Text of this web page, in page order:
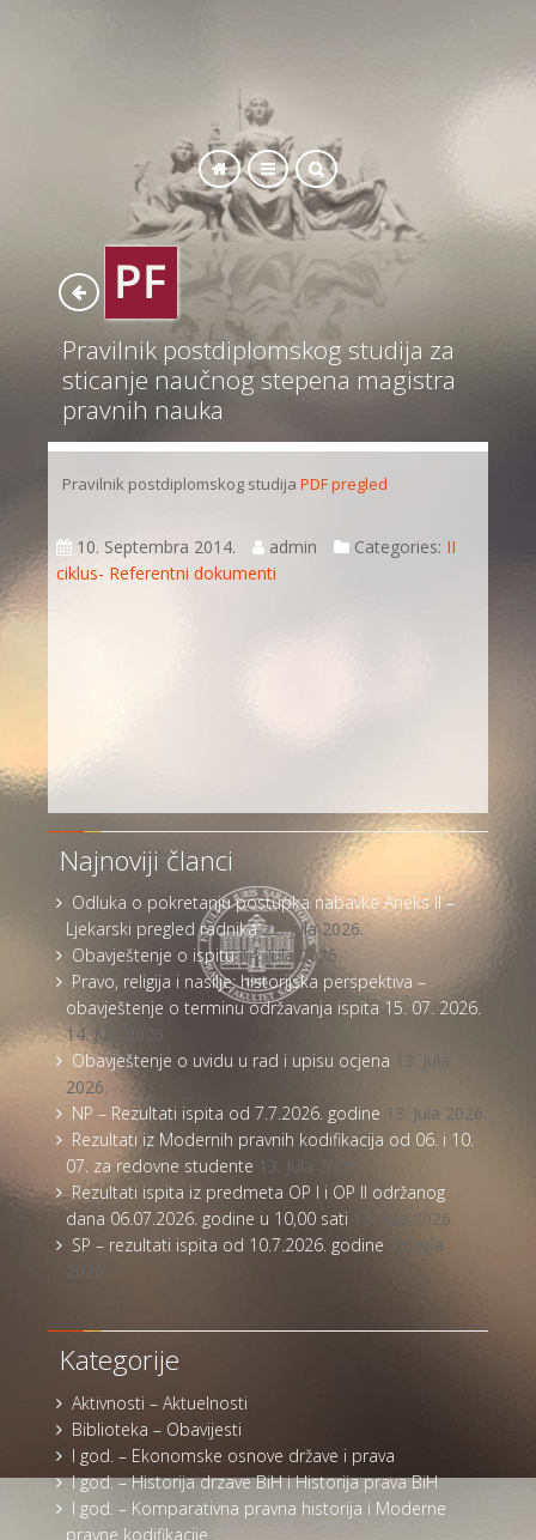
Pravilnik postdiplomskog studija za
sticanje naučnog stepena magistra
pravnih nauka
Pravilnik postdiplomskog studijaPDF pregled
10. Septembra 2014. admin Categories: II
ciklus- Referentni dokumenti
Najnoviji članci
Odluka o pokretanju postupka nabavke Aneks II –
Ljekarski pregled radnika 22. Jula 2026.
Obavještenje o ispitu 14. Jula 2026.
Pravo, religija i nasilje: historijska perspektiva –
obavještenje o terminu održavanja ispita 15. 07. 2026.
14. Jula 2026.
Obavještenje o uvidu u rad i upisu ocjena 13. Jula
2026.
NP – Rezultati ispita od 7.7.2026. godine 13. Jula 2026.
Rezultati iz Modernih pravnih kodifikacija od 06. i 10.
07. za redovne studente 13. Jula 2026.
Rezultati ispita iz predmeta OP I i OP II održanog
dana 06.07.2026. godine u 10,00 sati
13. Jula 2026.
SP – rezultati ispita od 10.7.2026. godine
13. Jula
2026.
Kategorije
Aktivnosti – Aktuelnosti
Biblioteka – Obavijesti
I god. – Ekonomske osnove države i prava
I god. – Historija drzave BiH i Historija prava BiH
I god. – Komparativna pravna historija i Moderne
pravne kodifikacije